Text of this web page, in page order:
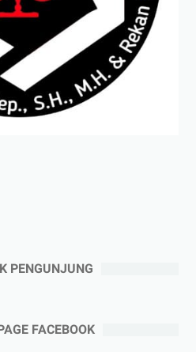
PENGUNJUNG
FACEBOOK